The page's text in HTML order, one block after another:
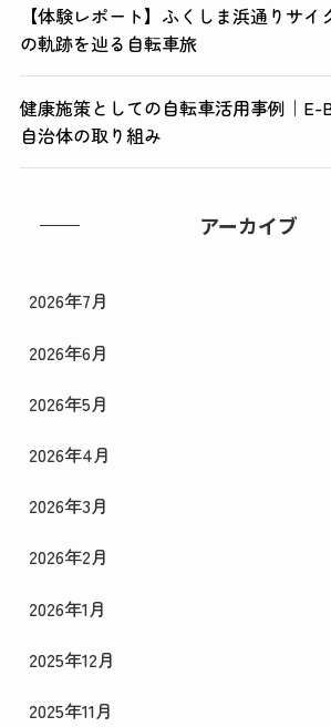
【体験レポート】ふくしま浜通りサ
の軌跡を辿る自転車旅
健康施策としての自転車活用事例｜E-
自治体の取り組み
アーカイブ
2026年7月
2026年6月
2026年5月
2026年4月
2026年3月
2026年2月
2026年1月
2025年12月
2025年11月